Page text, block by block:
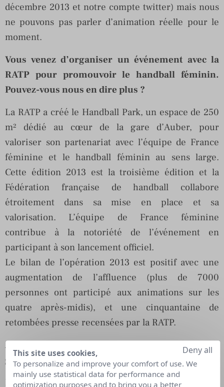
décembre 2013 et notre compte twitter) mais nous
ne pouvons pas parler d’animation réelle pour le
moment.
Vous venez d’organiser un événement avec la
RATP pour promouvoir le handball féminin.
Pouvez-vous nous en dire plus ?
La RATP a créé le Handball Park, un espace de 250
m² dédié au cœur de la gare d’Auber, pour
valoriser son partenariat avec l’équipe de France
féminine et le handball féminin au sens large.
Cette édition 2013 est la troisième édition et la
Fédération française de handball collabore
étroitement dans sa mise en place et sa
valorisation. L’équipe de France féminine
contribue à la notoriété de l’événement en
participant à son lancement officiel.
Le bilan de l’opération 2013 est positif avec une
augmentation de l’affluence (plus de 7000
personnes ont participé aux animations sur les
quatre après-midis), et une cinquantaine de
retombées presse recensées par la RATP.
Avez-vous le sentiment que le handball féminin a
gagné en visibilité ces dernières années ?
La médiatisation du handball féminin s’est
This site uses cookies,
To personalize and improve your comfort of use. We
mainly use statistical data for performance and
optimization purposes and to bring you a better
Deny all